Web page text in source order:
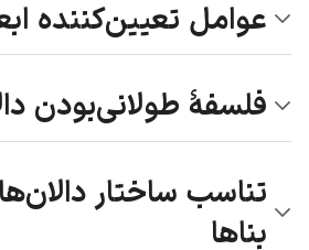
عوامل تعیین‌کننده
فلسفهٔ طولانی‌بودن
تناسب ساختار دالان‌ها
بناها